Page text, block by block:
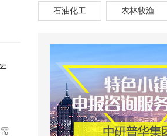
石油化工 农林牧渔